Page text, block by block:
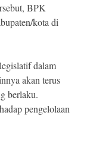
BPK
kota di
dalam
akan terus
berlaku.
pengelolaan